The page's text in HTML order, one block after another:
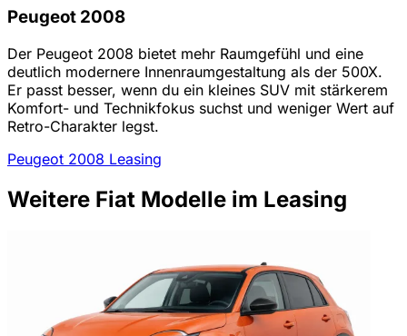
Peugeot 2008
Der Peugeot 2008 bietet mehr Raumgefühl und eine
deutlich modernere Innenraumgestaltung als der 500X.
Er passt besser, wenn du ein kleines SUV mit stärkerem
Komfort- und Technikfokus suchst und weniger Wert auf
Retro-Charakter legst.
Peugeot 2008 Leasing
Weitere Fiat Modelle im Leasing